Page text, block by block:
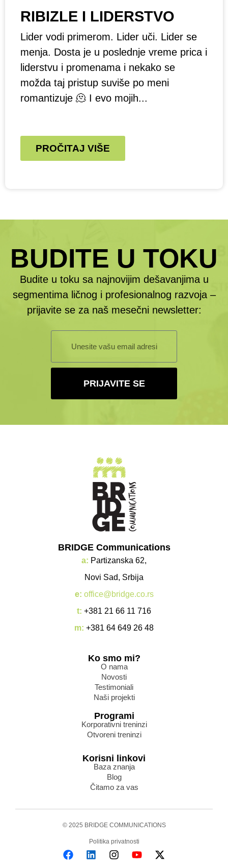
RIBIZLE I LIDERSTVO
Lider vodi primerom. Lider uči. Lider se
menja. Dosta je u poslednje vreme prica i
liderstvu i promenama i nekako se
možda taj pristup suviše po meni
romantizuje 🫠 I evo mojih...
PROČITAJ VIŠE
BUDITE U TOKU
Budite u toku sa najnovijim dešavanjima u
segmentima ličnog i profesionalnog razvoja –
prijavite se za naš mesečni newsletter:
PRIJAVITE SE
BRIDGE Communications
a: Partizanska 62,
Novi Sad, Srbija
e: office@bridge.co.rs
t: +381 21 66 11 716
m: +381 64 649 26 48
Ko smo mi?
O nama
Novosti
Testimoniali
Naši projekti
Programi
Korporativni treninzi
Otvoreni treninzi
Korisni linkovi
Baza znanja
Blog
Čitamo za vas
© 2025 BRIDGE COMMUNICATIONS
Politika privatnosti